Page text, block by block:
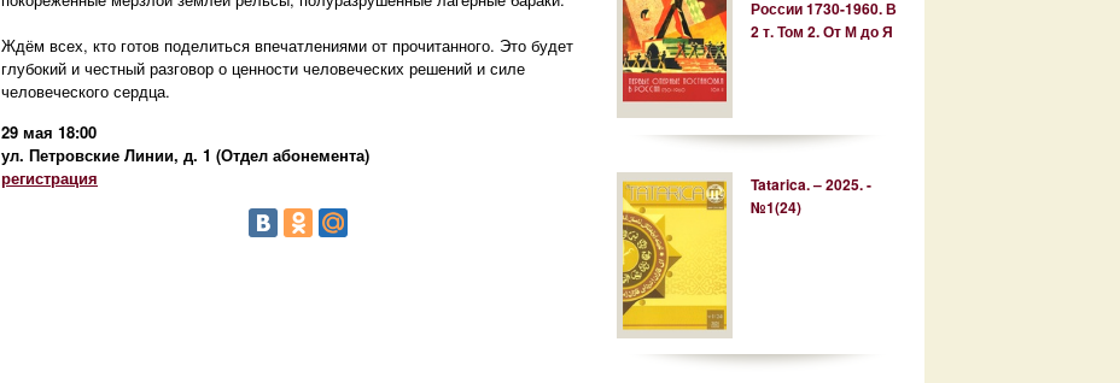
Ждём всех, кто готов поделиться впечатлениями от прочитанного. Это будет
глубокий и честный разговор о ценности человеческих решений и силе
человеческого сердца.
29 мая 18:00
ул. Петровские Линии, д. 1 (Отдел абонемента)
регистрация
России 1730-1960. В
2 т. Том 2. От М до Я
Tatarica. – 2025. -
№1(24)